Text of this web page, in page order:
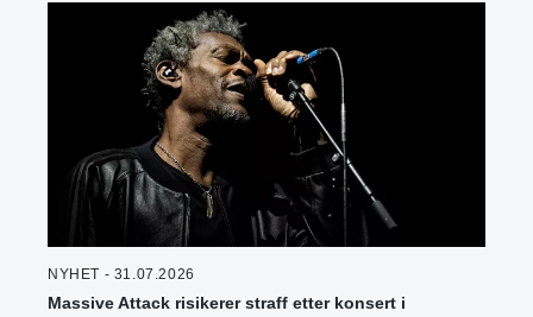
NYHET - 31.07.2026
Massive Attack risikerer straff etter konsert i